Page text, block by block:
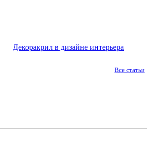
Декоракрил в дизайне интерьера
Все статьи